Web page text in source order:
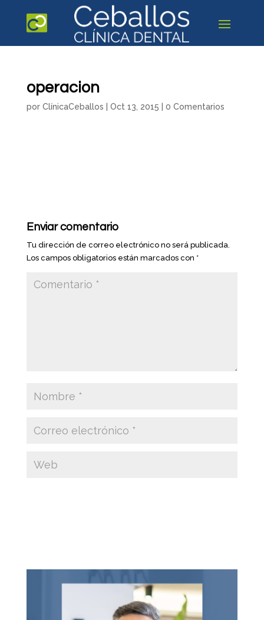
operacion
por ClínicaCeballos Oct 13, 2015 0 Comentarios
Enviar comentario
Tu dirección de correo electrónico no será publicada.
Los campos obligatorios están marcados con *